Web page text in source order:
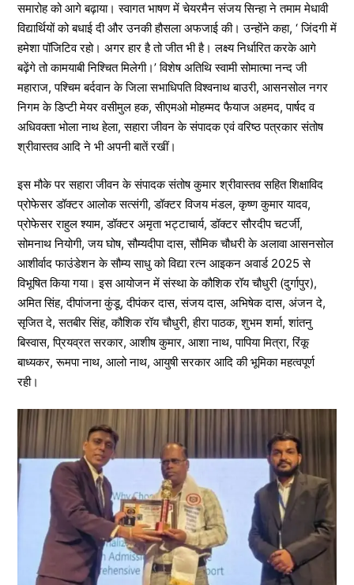
समारोह को आगे बढ़ाया। स्वागत भाषण में चेयरमैन संजय सिन्हा ने तमाम मेधावी
विद्यार्थियों को बधाई दी और उनकी हौसला अफजाई की। उन्होंने कहा, ‘ जिंदगी में
हमेशा पॉजिटिव रहो। अगर हार है तो जीत भी है। लक्ष्य निर्धारित करके आगे
बढ़ेंगे तो कामयाबी निश्चित मिलेगी।’ विशेष अतिथि स्वामी सोमात्मा नन्द जी
महाराज, पश्चिम बर्दवान के जिला सभाधिपति विश्वनाथ बाउरी, आसनसोल नगर
निगम के डिप्टी मेयर वसीमुल हक, सीएमओ मोहम्मद फैयाज अहमद, पार्षद व
अधिवक्ता भोला नाथ हेला, सहारा जीवन के संपादक एवं वरिष्ठ पत्रकार संतोष
श्रीवास्तव आदि ने भी अपनी बातें रखीं।
इस मौके पर सहारा जीवन के संपादक संतोष कुमार श्रीवास्तव सहित शिक्षाविद
प्रोफेसर डॉक्टर आलोक सत्संगी, डॉक्टर विजय मंडल, कृष्ण कुमार यादव,
प्रोफेसर राहुल श्याम, डॉक्टर अमृता भट्टाचार्य, डॉक्टर सौरदीप चटर्जी,
सोमनाथ नियोगी, जय घोष, सौम्यदीपा दास, सौमिक चौधरी के अलावा आसनसोल
आशीर्वाद फाउंडेशन के सौम्य साधु को विद्या रत्न आइकन अवार्ड 2025 से
विभूषित किया गया। इस आयोजन में संस्था के कौशिक रॉय चौधुरी (दुर्गापुर),
अमित सिंह, दीपांजना कुंडू, दीपंकर दास, संजय दास, अभिषेक दास, अंजन दे,
सृजित दे, सतबीर सिंह, कौशिक रॉय चौधुरी, हीरा पाठक, शुभम शर्मा, शांतनु
बिस्वास, प्रियव्रत सरकार, आशीष कुमार, आशा नाथ, पापिया मित्रा, रिंकू
बाध्यकर, रूमपा नाथ, आलो नाथ, आयुषी सरकार आदि की भूमिका महत्वपूर्ण
रही।